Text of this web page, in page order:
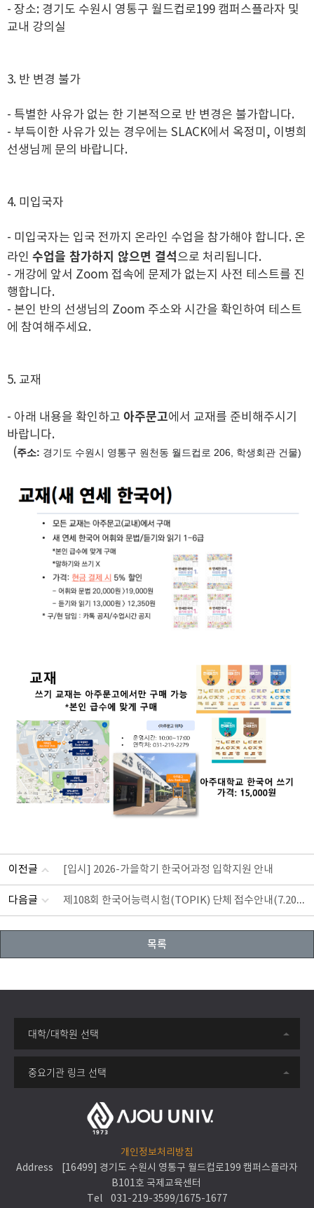
- 장소: 경기도 수원시 영통구 월드컵로199 캠퍼스플라자 및
교내 강의실
3. 반 변경 불가
- 특별한 사유가 없는 한 기본적으로 반 변경은 불가합니다.
- 부득이한 사유가 있는 경우에는 SLACK에서 옥정미, 이병희
선생님께 문의 바랍니다.
4. 미입국자
- 미입국자는 입국 전까지 온라인 수업을 참가해야 합니다. 온
라인 수업을 참가하지 않으면 결석으로 처리됩니다.
- 개강에 앞서 Zoom 접속에 문제가 없는지 사전 테스트를 진
행합니다.
- 본인 반의 선생님의 Zoom 주소와 시간을 확인하여 테스트
에 참여해주세요.
5. 교재
- 아래 내용을 확인하고 아주문고에서 교재를 준비해주시기
바랍니다.
(주소: 경기도 수원시 영통구 원천동 월드컵로 206, 학생회관 건물)
이전글 [입시] 2026-가을학기 한국어과정 입학지원 안내
다음글 제108회 한국어능력시험(TOPIK) 단체 접수안내(7.20~7.22)
목록
대학/대학원 선택
중요기관 링크 선택
개인정보처리방침
Address [16499] 경기도 수원시 영통구 월드컵로199 캠퍼스플라자
B101호 국제교육센터
Tel 031-219-3599/1675-1677